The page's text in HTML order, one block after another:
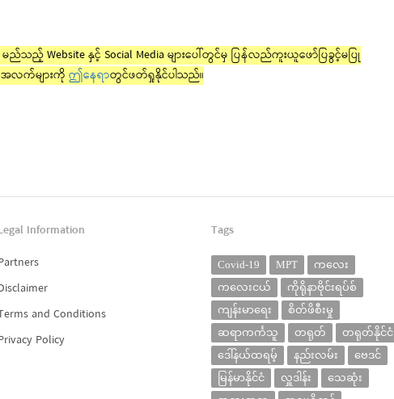
မည်သည့် Website နှင့် Social Media များပေါ်တွင်မှ ပြန်လည်ကူးယူဖော်ပြခွင့်မပြု
လက်များကို ဤနေရာတွင်ဖတ်ရှုနိုင်ပါသည်။
Information
and Conditions
Policy
Tags
Covid-19 MPT
ကလေး
ကလေးငယ်
ကိုရိုနာဗိုင်းရပ်စ်
ကျန်းမာရေး
စိတ်ဖိစီးမှု
ဆရာကင်္ကသူ
တရုတ်
တရုတ်နိုင်ငံ
ဒေါ်နယ်ထရမ့်
နည်းလမ်း
ဗေဒင်
မြန်မာနိုင်ငံ
လှူဒါန်း
သေဆုံး